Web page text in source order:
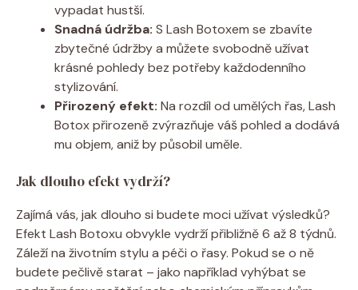
vypadat hustší.
Snadná údržba: S Lash Botoxem se zbavíte
zbytečné údržby a můžete svobodně užívat
krásné pohledy bez potřeby každodenního
stylizování.
Přirozený efekt: Na rozdíl od umělých řas, Lash
Botox přirozeně zvýrazňuje váš pohled a dodává
mu objem, aniž by působil uměle.
Jak dlouho efekt vydrží?
Zajímá vás, jak dlouho si budete moci užívat výsledků?
Efekt Lash Botoxu obvykle vydrží přibližně 6 až 8 týdnů.
Záleží na životním stylu a péči o řasy. Pokud se o ně
budete pečlivě starat – jako například vyhýbat se